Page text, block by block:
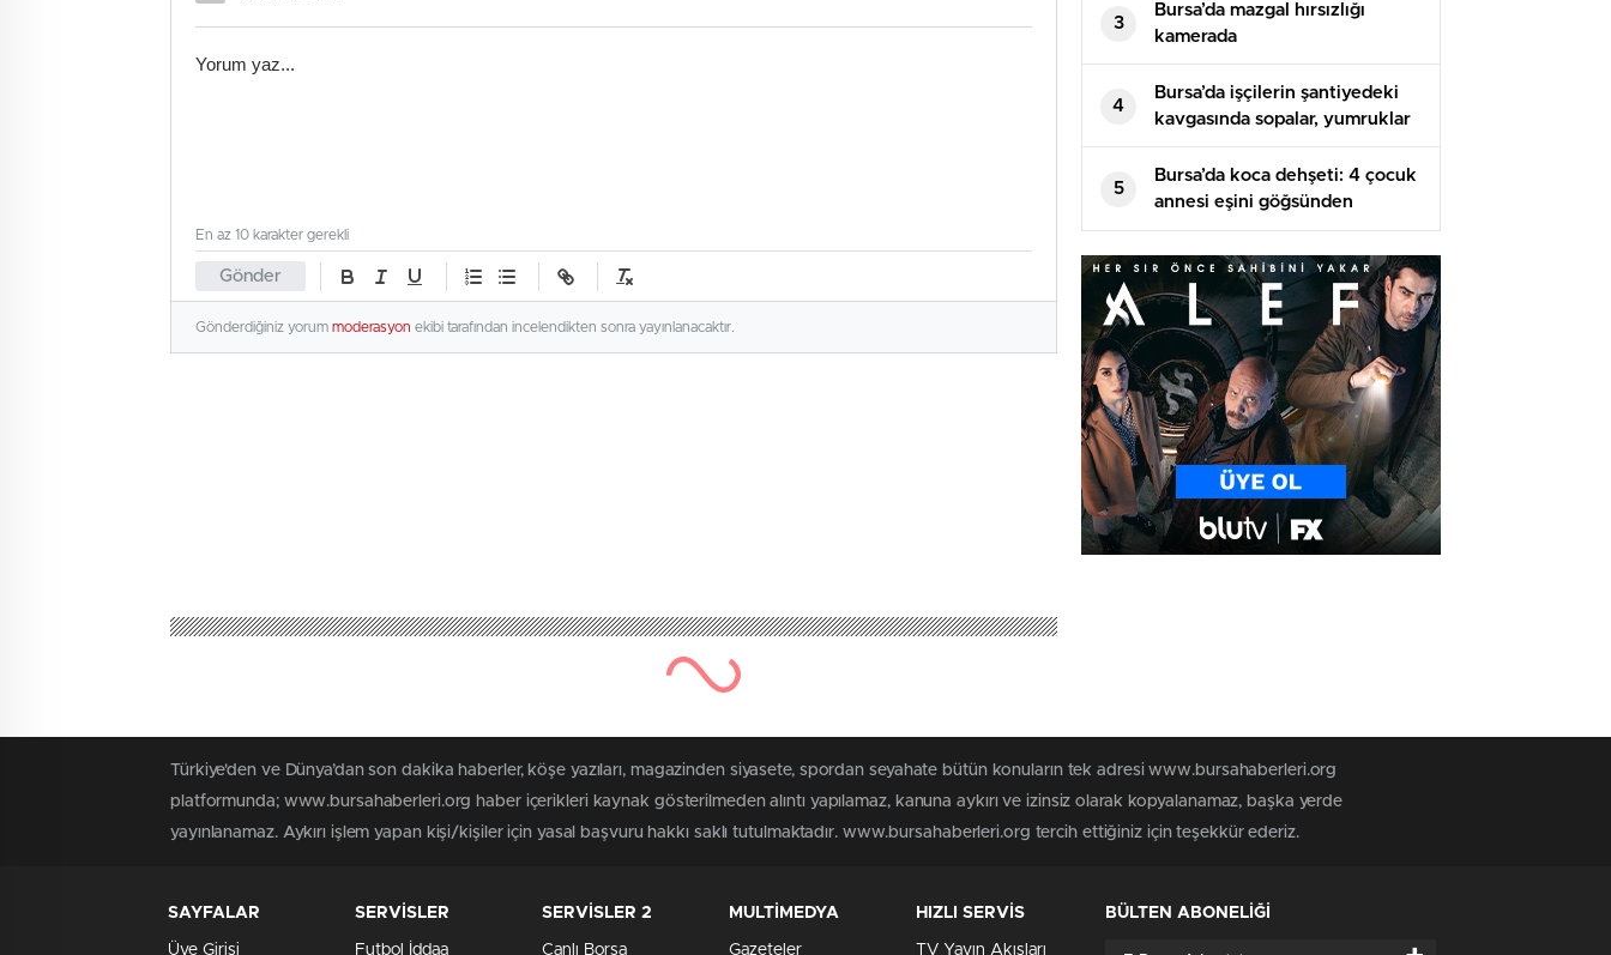
Gönder
En az 10 karakter gerekli
Gönderdiğiniz yorum moderasyon ekibi tarafından incelendikten sonra yayınlanacaktır.
3
Bursa’da mazgal hırsızlığı
kamerada
4
Bursa’da işçilerin şantiyedeki
kavgasında sopalar, yumruklar
havada uçuştu
5
Bursa’da koca dehşeti: 4 çocuk
annesi eşini göğsünden
bıçaklayarak öldürdü
Türkiye'den ve Dünya’dan son dakika haberler, köşe yazıları, magazinden siyasete, spordan seyahate bütün konuların tek adresi www.bursahaberleri.org
platformunda; www.bursahaberleri.org haber içerikleri kaynak gösterilmeden alıntı yapılamaz, kanuna aykırı ve izinsiz olarak kopyalanamaz, başka yerde
yayınlanamaz. Aykırı işlem yapan kişi/kişiler için yasal başvuru hakkı saklı tutulmaktadır. www.bursahaberleri.org tercih ettiğiniz için teşekkür ederiz.
SAYFALAR
Üye Girişi
SERVİSLER
Futbol İddaa
SERVİSLER 2
Canlı Borsa
MULTİMEDYA
Gazeteler
HIZLI SERVİS
TV Yayın Akışları
BÜLTEN ABONELİĞİ